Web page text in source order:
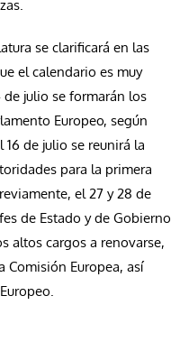
se clarificará en las
el calendario es muy
de julio se formarán los
Europeo, según
de julio se reunirá la
para la primera
el 27 y 28 de
de Estado y de Gobierno
altos cargos a renovarse,
Comisión Europea, así